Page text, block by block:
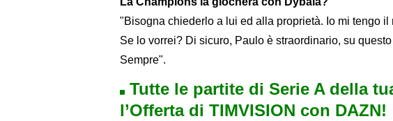
"Bisogna chiederlo a lui ed alla proprietà. Io mi tengo
Se lo vorrei? Di sicuro, Paulo è straordinario, su
Sempre".
Tutte le partite di Serie A della
l’Offerta di TIMVISION con DAZN!